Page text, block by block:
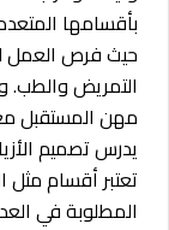
بأقسامها
حيث فرص العمل
التمريض والطب.
مهن المستقبل
يدرس تصميم
تعتبر أقسام مثل
المطلوبة في